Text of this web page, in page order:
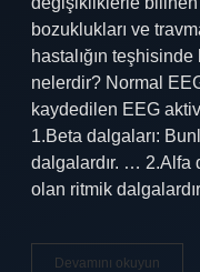
bozuklukları ve
hastalığın
nelerdir? Normal
kaydedilen EEG
1.Beta dalgaları:
dalgalardır. … 2.Alfa
olan ritmik
Devamını okuyun